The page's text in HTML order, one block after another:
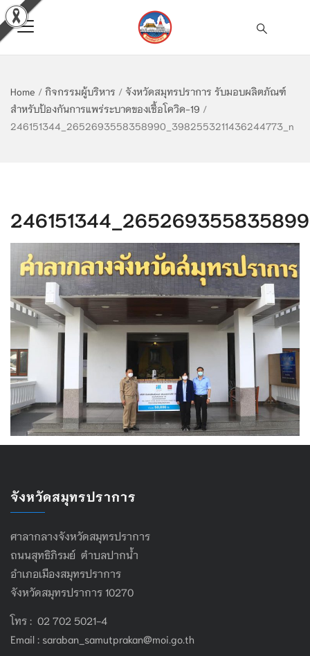
Home / กิจกรรมผู้บริหาร / จังหวัดสมุทรปราการ รับมอบผลิตภัณฑ์
สำหรับป้องกันการแพร่ระบาดของเชื้อโควิด-19 /
246151344_2652693558358990_3982553211436244773_n
จังหวัดสมุทรปราการ
ศาลากลางจังหวัดสมุทรปราการ
ถนนสุทธิภิรมย์ ตำบลปากน้ำ
อำเภอเมืองสมุทรปราการ
จังหวัดสมุทรปราการ 10270
โทร : 02 702 5021-4
Email : saraban_samutprakan@moi.go.th